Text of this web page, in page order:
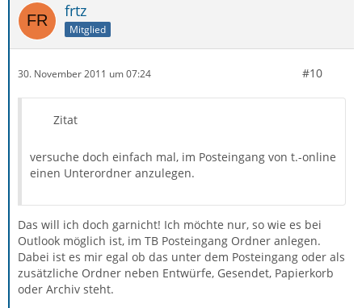
frtz
Mitglied
30. November 2011 um 07:24 #10
Zitat
versuche doch einfach mal, im Posteingang von t.-online
einen Unterordner anzulegen.
Das will ich doch garnicht! Ich möchte nur, so wie es bei
Outlook möglich ist, im TB Posteingang Ordner anlegen.
Dabei ist es mir egal ob das unter dem Posteingang oder als
zusätzliche Ordner neben Entwürfe, Gesendet, Papierkorb
oder Archiv steht.